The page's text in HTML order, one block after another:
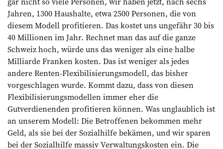
Jahren, 1300 Haushalte, etwa 2500 Personen, die von
diesem Modell profitieren. Das kostet uns ungefähr 30 bis
40 Millionen im Jahr. Rechnet man das auf die ganze
Schweiz hoch, würde uns das weniger als eine halbe
Milliarde Franken kosten. Das ist weniger als jedes
andere Renten-Flexibilisierungsmodell, das bisher
vorgeschlagen wurde. Kommt dazu, dass von diesen
Flexibilisierungsmodellen immer eher die
Gutverdienenden profitieren können. Was unglaublich ist
an unserem Modell: Die Betroffenen bekommen mehr
Geld, als sie bei der Sozialhilfe bekämen, und wir sparen
bei der Sozialhilfe massiv Verwaltungskosten ein. Die